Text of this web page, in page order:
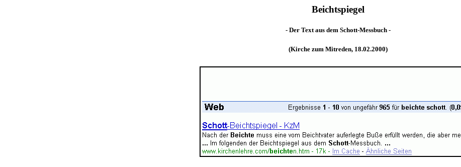
Beichtspiegel
- Der Text aus dem Schott-Messbuch -
(Kirche zum Mitreden, 18.02.2000)